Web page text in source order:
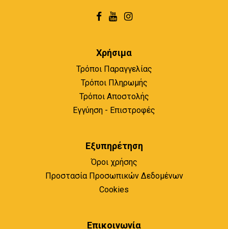
Χρήσιμα
Τρόποι Παραγγελίας
Τρόποι Πληρωμής
Τρόποι Αποστολής
Εγγύηση - Επιστροφές
Εξυπηρέτηση
Όροι χρήσης
Προστασία Προσωπικών Δεδομένων
Cookies
Επικοινωνία